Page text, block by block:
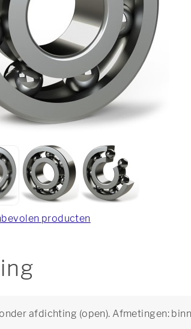
producten
afdichting (open). Afmetingen: